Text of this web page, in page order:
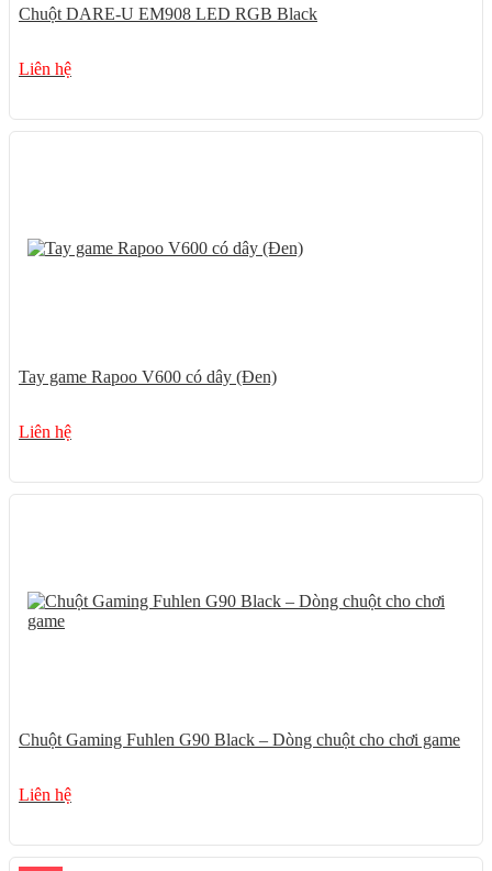
Chuột DARE-U EM908 LED RGB Black
Liên hệ
Tay game Rapoo V600 có dây (Đen)
Liên hệ
Chuột Gaming Fuhlen G90 Black – Dòng chuột cho chơi game
Liên hệ